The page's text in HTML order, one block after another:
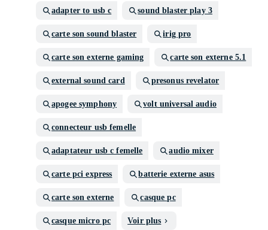
adapter to usb c sound blaster play 3
carte son sound blaster irig pro
carte son externe gaming carte son externe 5.1
external sound card presonus revelator
apogee symphony volt universal audio
connecteur usb femelle
adaptateur usb c femelle audio mixer
carte pci express batterie externe asus
carte son externe casque pc
casque micro pc Voir plus